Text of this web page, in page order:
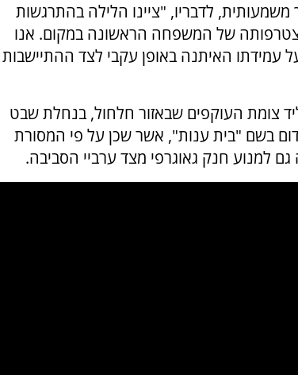
משמעותית, לדבריו, "ציינו הלילה בהתרגשות
של המשפחה הראשונה במקום. אנו
עמידתו האיתנה באופן עקבי לצד ההתיישבות
צומת העוקפים שבאזור חלחול, בנחלת שבט
בשם "בית ענות", אשר שכן על פי המסורת
למנוע חנק גאוגרפי מצד ערביי הסביבה.